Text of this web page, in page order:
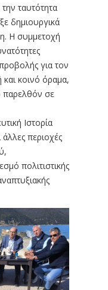
ταυτότητα
δημιουργικά
Η συμμετοχή
για τον
και κοινό όραμα,
παρελθόν σε
Ιστορία
περιοχές
πολιτιστικής